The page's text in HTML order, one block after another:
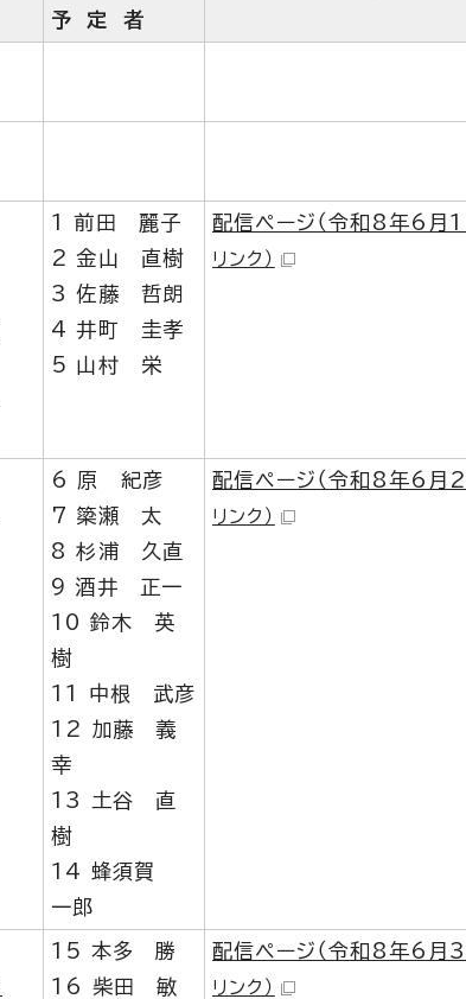
予 定 者
1 前田 麗子
2 金山 直樹
3 佐藤 哲朗
4 井町 圭孝
5 山村 栄
配信ページ（令和8年6月1
リンク）
6 原 紀彦
7 簗瀬 太
8 杉浦 久直
9 酒井 正一
10 鈴木 英
樹
11 中根 武彦
12 加藤 義
幸
13 土谷 直
樹
14 蜂須賀
一郎
配信ページ（令和8年6月2
リンク）
15 本多 勝
16 柴田 敏
配信ページ（令和8年6月3
リンク）